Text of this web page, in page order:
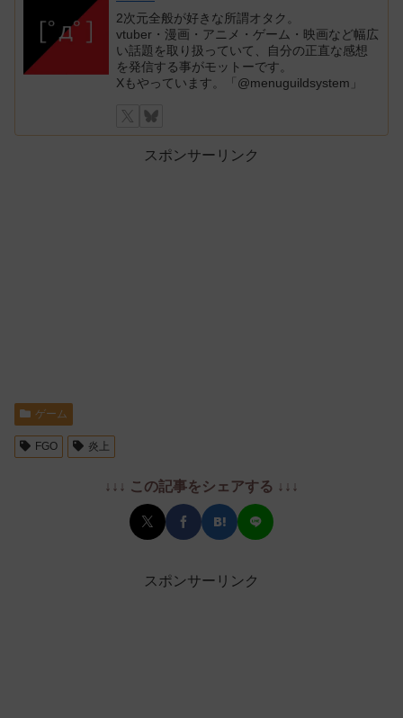
2次元全般が好きな所謂オタク。
vtuber・漫画・アニメ・ゲーム・映画など幅広
い話題を取り扱っていて、自分の正直な感想
を発信する事がモットーです。
Xもやっています。「@menuguildsystem」
スポンサーリンク
ゲーム
FGO 炎上
↓↓↓ この記事をシェアする ↓↓↓
スポンサーリンク